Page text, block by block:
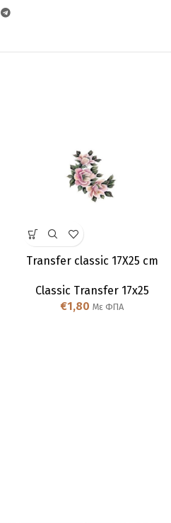
Transfer classic 17Χ25 cm
Classic Transfer 17x25
€1,80 Με ΦΠΑ